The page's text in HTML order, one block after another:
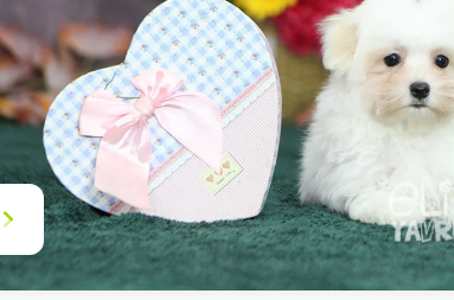
Sonraki
içeriği
göster